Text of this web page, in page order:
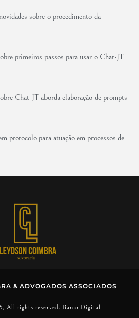
sobre o procedimento da
primeiros passos para usar o Chat-JT
Chat-JT aborda elaboração de prompts
protocolo para atuação em processos de
& ADVOGADOS ASSOCIADOS
All rights reserved. Barco Digital